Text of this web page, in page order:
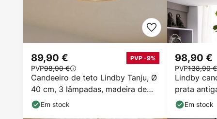
Candeeiro de teto Lindby Tanju, Ø
40 cm, 3 lâmpadas, madeira de
caucho, E27
89,90 € PVP -9%
PVP98,90 €
Em stock
Lindby
prata
98,90 €
PVP138,90 €
Em stock